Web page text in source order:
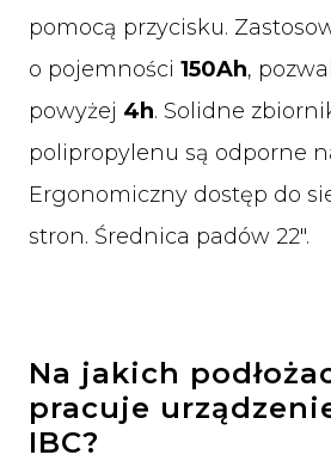
pomocą przycisku.
o pojemności 150Ah,
powyżej 4h. Solidne
polipropylenu są odporne
Ergonomiczny dostęp do
stron. Średnica padów 22".
Na jakich
pracuje
IBC?